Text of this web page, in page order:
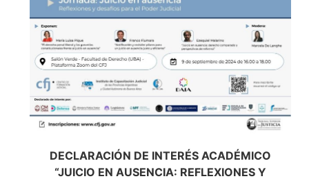
DECLARACIÓN DE INTERÉS ACADÉMICO
“JUICIO EN AUSENCIA: REFLEXIONES Y